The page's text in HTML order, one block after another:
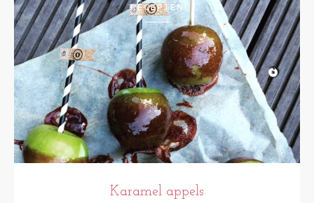
RECEPTEN
Karamel appels